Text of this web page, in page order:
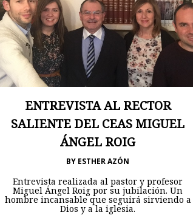
ENTREVISTA AL RECTOR
SALIENTE DEL CEAS MIGUEL
ÁNGEL ROIG
BY ESTHER AZÓN
Entrevista realizada al pastor y profesor
Miguel Ángel Roig por su jubilación. Un
hombre incansable que seguirá sirviendo a
Dios y a la iglesia.